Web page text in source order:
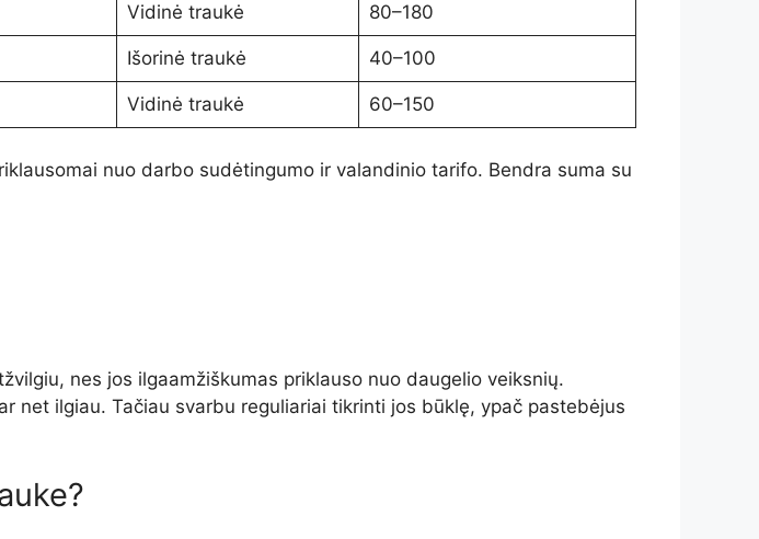
Vidinė traukė 80–180
Išorinė traukė 40–100
Vidinė traukė 60–150
nuo darbo sudėtingumo ir valandinio tarifo. Bendra suma su
nes jos ilgaamžiškumas priklauso nuo daugelio veiksnių.
net ilgiau. Tačiau svarbu reguliariai tikrinti jos būklę, ypač pastebėjus